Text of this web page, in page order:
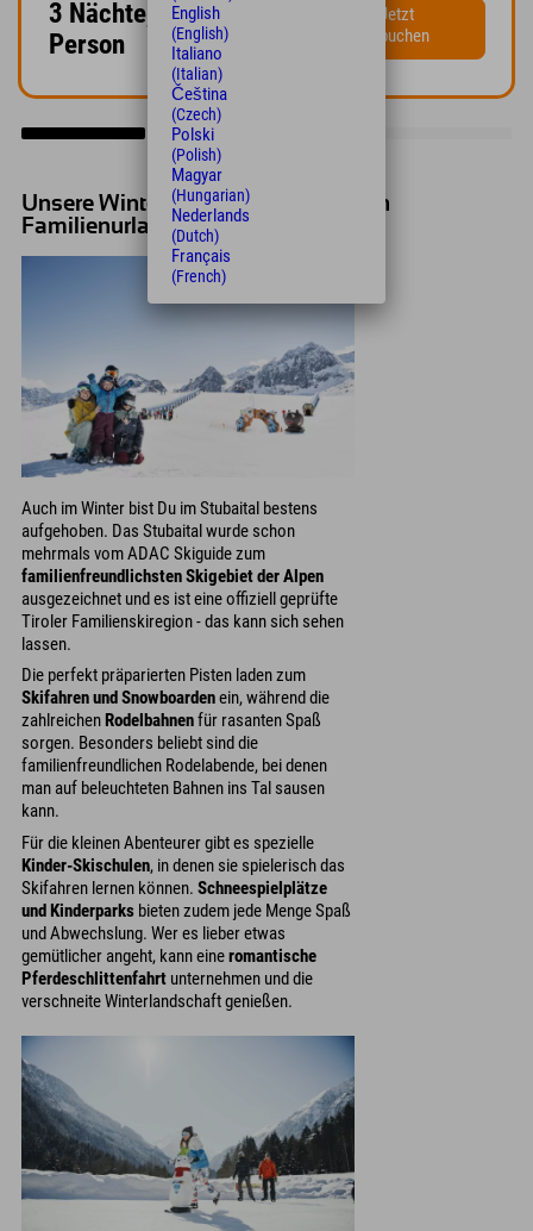
3 Nächte, ab €214 /
Person
Jetzt
buchen
Unsere Winter-Highlights für Deinen
Familienurlaub im Stubaital
Auch im Winter bist Du im Stubaital bestens
aufgehoben. Das Stubaital wurde schon
mehrmals vom ADAC Skiguide zum
familienfreundlichsten Skigebiet der Alpen
ausgezeichnet und es ist eine offiziell geprüfte
Tiroler Familienskiregion - das kann sich sehen
lassen.
Die perfekt präparierten Pisten laden zum
Skifahren und Snowboardenein, während die
zahlreichen Rodelbahnenfür rasanten Spaß
sorgen. Besonders beliebt sind die
familienfreundlichen Rodelabende, bei denen
man auf beleuchteten Bahnen ins Tal sausen
kann.
Für die kleinen Abenteurer gibt es spezielle
Kinder-Skischulen, in denen sie spielerisch das
Skifahren lernen können. Schneespielplätze
und Kinderparks bieten zudem jede Menge Spaß
und Abwechslung. Wer es lieber etwas
gemütlicher angeht, kann eineromantische
Pferdeschlittenfahrt unternehmen und die
verschneite Winterlandschaft genießen.
English
(English)
Italiano
(Italian)
Čeština
(Czech)
Polski
(Polish)
Magyar
(Hungarian)
Nederlands
(Dutch)
Français
(French)